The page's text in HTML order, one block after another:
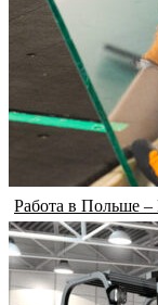
Работа в Польше –